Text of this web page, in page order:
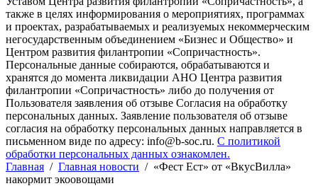
также в целях информирования о мероприятиях, программах
и проектах, разрабатываемых и реализуемых некоммерческим
негосударственным объединением «Бизнес и Общество» и
Центром развития филантропии «Сопричастность».
Персональные данные собираются, обрабатываются и
хранятся до момента ликвидации АНО Центра развития
филантропии «Сопричастность» либо до получения от
Пользователя заявления об отзыве Согласия на обработку
персональных данных. Заявление пользователя об отзыве
согласия на обработку персональных данных направляется в
письменном виде по адресу: info@b-soc.ru. С политикой
обработки персональных данных ознакомлен.
Главная / Главная новости / «Фест Ест» от «ВкусВилла»
накормит экоовощами